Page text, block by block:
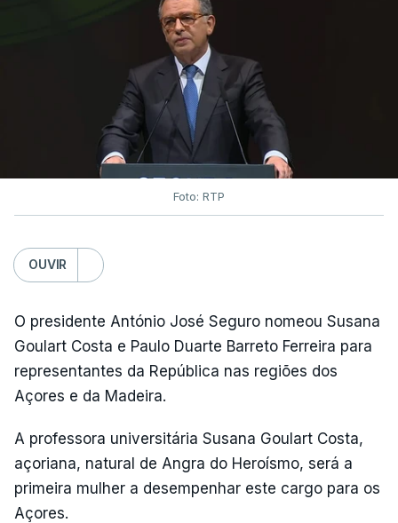
Foto: RTP
OUVIR
O presidente António José Seguro nomeou Susana
Goulart Costa e Paulo Duarte Barreto Ferreira para
representantes da República nas regiões dos
Açores e da Madeira.
A professora universitária Susana Goulart Costa,
açoriana, natural de Angra do Heroísmo, será a
primeira mulher a desempenhar este cargo para os
Açores.